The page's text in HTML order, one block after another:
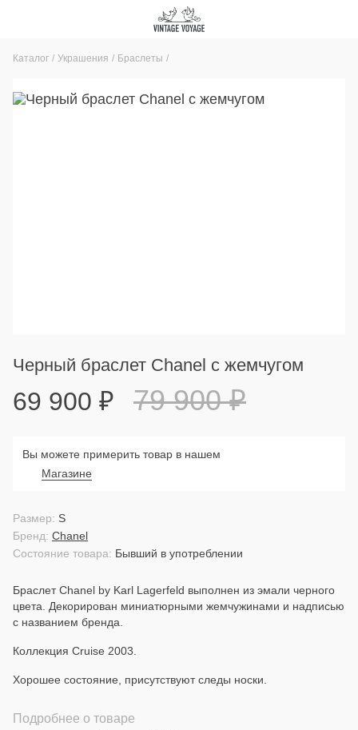
Каталог Украшения Браслеты
Черный браслет Chanel с жемчугом
69 900 ₽ 79 900₽
Вы можете примерить товар в нашем
Магазине
Состояние товара: Бывший в употреблении
Бренд: Chanel
Размер: S
Браслет Chanel by Karl Lagerfeld выполнен из эмали черного
цвета. Декорирован миниатюрными жемчужинами и надписью
с названием бренда.
Коллекция Cruise 2003.
Хорошее состояние, присутствуют следы носки.
Подробнее о товаре